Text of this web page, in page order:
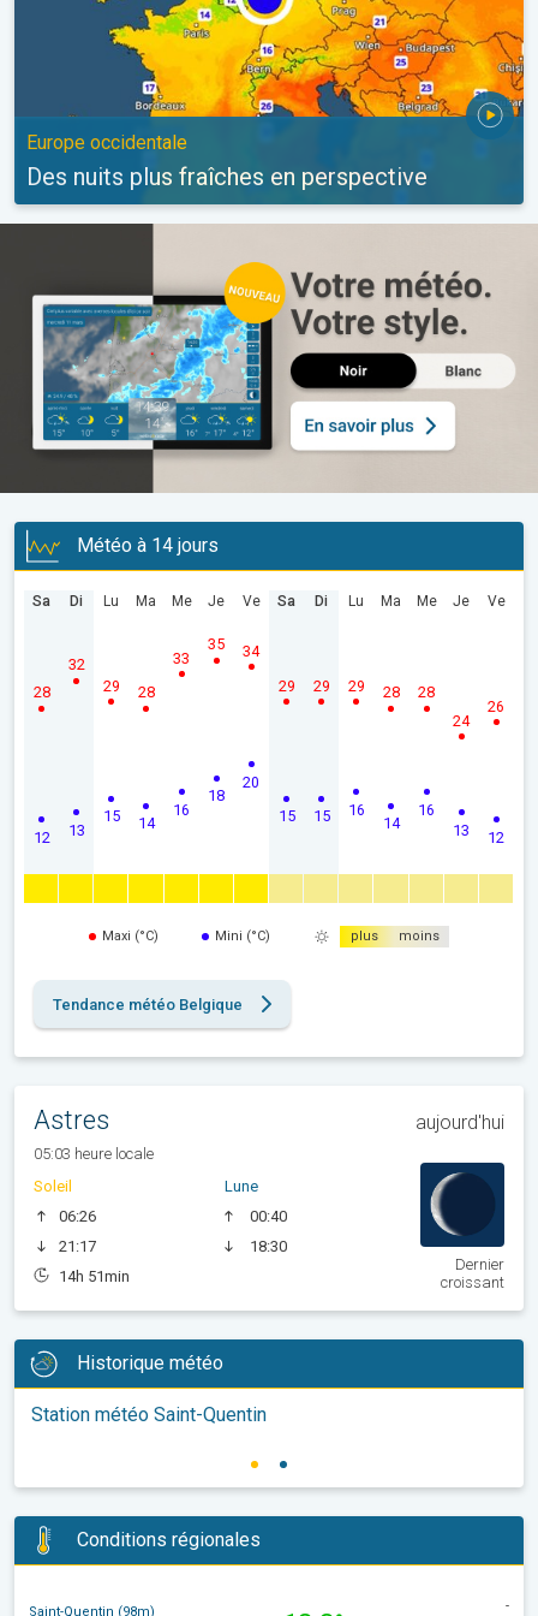
Europe occidentale
Des nuits plus fraîches en perspective
Météo à 14 jours
Sa
12
28
Di
13
32
Lu
15
29
Ma
14
28
Me
16
33
Je
18
35
Ve
20
34
Sa
15
29
Di
15
29
Lu
16
29
Ma
14
28
Me
16
28
Je
13
24
Ve
12
26
Maxi (°C) Mini (°C) plus moins
Tendance météo Belgique
Astres aujourd'hui
05:03 heure locale
Soleil
06:26
21:17
14h 51min
Lune
00:40
18:30
Dernier
croissant
Historique météo
Station météo Saint-Quentin
Conditions régionales
Saint-Quentin (98m) -